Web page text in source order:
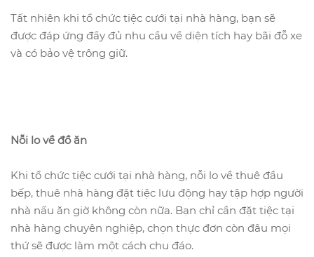
Tất nhiên khi tổ chức tiệc cưới tại nhà hàng, bạn sẽ
được đáp ứng đầy đủ nhu cầu về diện tích hay bãi đỗ xe
và có bảo vệ trông giữ.
Nỗi lo về đồ ăn
Khi tổ chức tiệc cưới tại nhà hàng, nỗi lo về thuê đầu
bếp, thuê nhà hàng đặt tiệc lưu động hay tập hợp người
nhà nấu ăn giờ không còn nữa. Bạn chỉ cần đặt tiệc tại
nhà hàng chuyên nghiệp, chọn thực đơn còn đâu mọi
thứ sẽ được làm một cách chu đáo.